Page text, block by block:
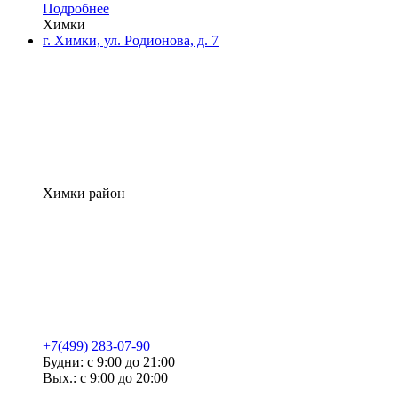
Подробнее
Химки
г. Химки, ул. Родионова, д. 7
Химки район
+7(499) 283-07-90
Будни: с 9:00 до 21:00
Вых.: с 9:00 до 20:00